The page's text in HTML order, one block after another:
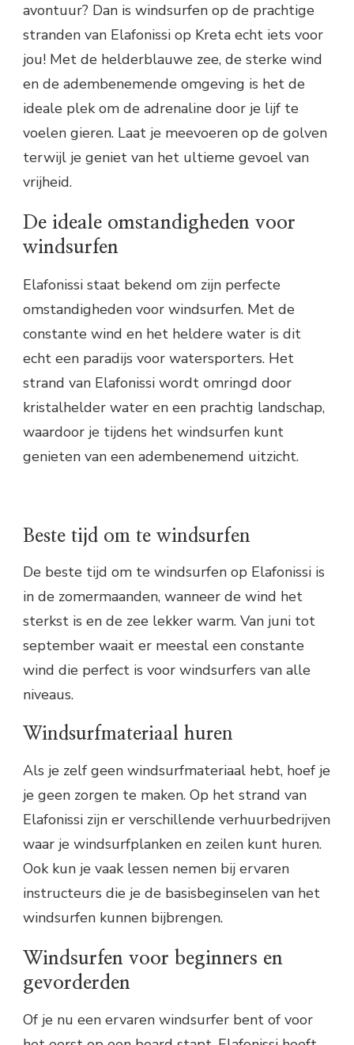
avontuur? Dan is windsurfen op de prachtige
stranden van Elafonissi op Kreta echt iets voor
jou! Met de helderblauwe zee, de sterke wind
en de adembenemende omgeving is het de
ideale plek om de adrenaline door je lijf te
voelen gieren. Laat je meevoeren op de golven
terwijl je geniet van het ultieme gevoel van
vrijheid.
De ideale omstandigheden voor
windsurfen
Elafonissi staat bekend om zijn perfecte
omstandigheden voor windsurfen. Met de
constante wind en het heldere water is dit
echt een paradijs voor watersporters. Het
strand van Elafonissi wordt omringd door
kristalhelder water en een prachtig landschap,
waardoor je tijdens het windsurfen kunt
genieten van een adembenemend uitzicht.
Beste tijd om te windsurfen
De beste tijd om te windsurfen op Elafonissi is
in de zomermaanden, wanneer de wind het
sterkst is en de zee lekker warm. Van juni tot
september waait er meestal een constante
wind die perfect is voor windsurfers van alle
niveaus.
Windsurfmateriaal huren
Als je zelf geen windsurfmateriaal hebt, hoef je
je geen zorgen te maken. Op het strand van
Elafonissi zijn er verschillende verhuurbedrijven
waar je windsurfplanken en zeilen kunt huren.
Ook kun je vaak lessen nemen bij ervaren
instructeurs die je de basisbeginselen van het
windsurfen kunnen bijbrengen.
Windsurfen voor beginners en
gevorderden
Of je nu een ervaren windsurfer bent of voor